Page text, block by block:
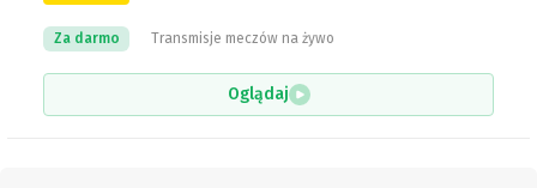
Transmisje meczów na żywo
Za darmo
Oglądaj